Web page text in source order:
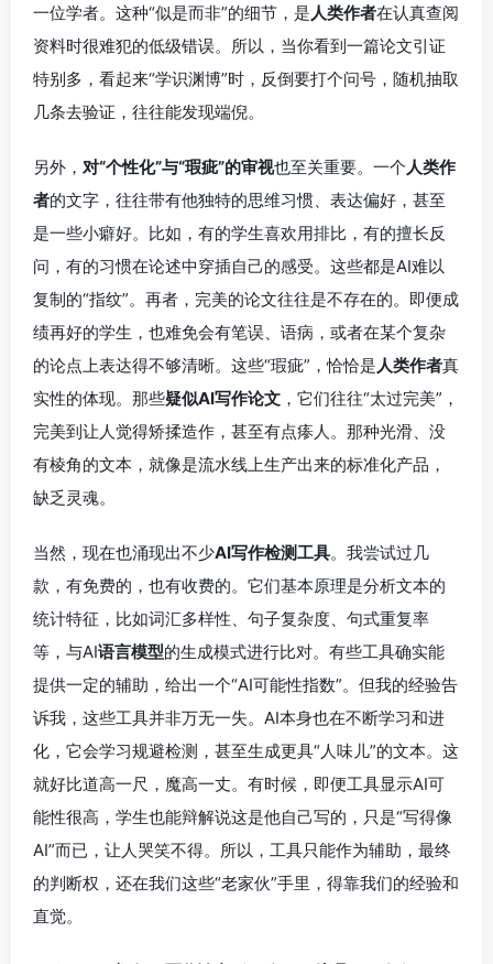
一位学者。这种“似是而非”的细节，是 人类作者在认真查阅
资料时很难犯的低级错误。所以，当你看到一篇论文引证
特别多，看起来“学识渊博”时，反倒要打个问号，随机抽取
几条去验证，往往能发现端倪。
另外， 对“个性化”与“瑕疵”的审视也至关重要。一个 人类作
者的文字，往往带有他独特的思维习惯、表达偏好，甚至
是一些小癖好。比如，有的学生喜欢用排比，有的擅长反
问，有的习惯在论述中穿插自己的感受。这些都是AI难以
复制的“指纹”。再者，完美的论文往往是不存在的。即便成
绩再好的学生，也难免会有笔误、语病，或者在某个复杂
的论点上表达得不够清晰。这些“瑕疵”，恰恰是 人类作者真
实性的体现。那些疑似AI写作论文 ，它们往往“太过完美”，
完美到让人觉得矫揉造作，甚至有点瘆人。那种光滑、没
有棱角的文本，就像是流水线上生产出来的标准化产品，
缺乏灵魂。
当然，现在也涌现出不少AI写作检测工具。我尝试过几
款，有免费的，也有收费的。它们基本原理是分析文本的
统计特征，比如词汇多样性、句子复杂度、句式重复率
等，与AI语言模型的生成模式进行比对。有些工具确实能
提供一定的辅助，给出一个“AI可能性指数”。但我的经验告
诉我，这些工具并非万无一失。AI本身也在不断学习和进
化，它会学习规避检测，甚至生成更具“人味儿”的文本。这
就好比道高一尺，魔高一丈。有时候，即便工具显示AI可
能性很高，学生也能辩解说这是他自己写的，只是“写得像
AI”而已，让人哭笑不得。所以，工具只能作为辅助，最终
的判断权，还在我们这些“老家伙”手里，得靠我们的经验和
直觉。